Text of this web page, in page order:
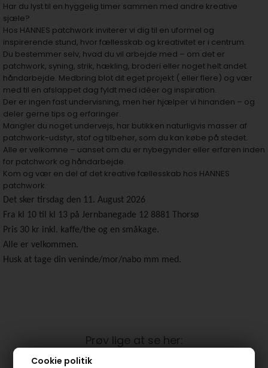
Cookie politik
Har du lyst til en hyggelig timer sammen med andre kreative
sjæle?
Hos HANNES patchwork inviterer vi dig til en uformel og
inspirerende stund, hvor fællesskab og kreativitet er i centrum.
Du bestemmer selv, hvad du vil arbejde med – om det er
patchwork, syning, strik, hækling, broderi eller noget helt andet
håndarbejde. Medbring blot dit eget projekt ( eller flere) og vær
med til en afslappet dag fyldt med idéer og inspiration.
Der er ingen fast undervisning, men her hjælper vi hinanden – og
deler gerne tips og erfaringer.
Mangler du noget undervejs, har butikken naturligvis masser af
patchwork-udstyr, stof og tilbehør, som du kan købe på stedet.
Alle er velkomne – uanset om du er nybegynder eller erfaren inden
for patchwork og håndarbejde.
Kom og vær en del af det kreative fællesskab hos HANNES
patchwork.
Det sker tirsdag den 11. August 2026
Fra kl 10 til kl 13 på Jernbanegade 12 8881 Thorsø
Pris 30 kr inkl. kaffe/the og en småkage.
Alle er velkommen.
Husk at tage din veninde/mor/nabo mm med.
Prøv lige at se her: